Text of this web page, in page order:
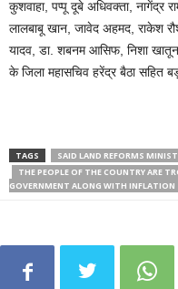
कुशवाहा, पप्पू दूबे अधिवक्ता, नागेंद्र
लालबाबू खान, जावेद अहमद, राकेश
यादव, डा. शबनम आसिफ, निशा
के जिला महासचिव हरेंद्र बैठा सहित
TAGS
SAID LAND REFORMS
THE PEOPLE OF THE COUNTRY ARE
GOVERNMENT ALONG WITH INFLATION